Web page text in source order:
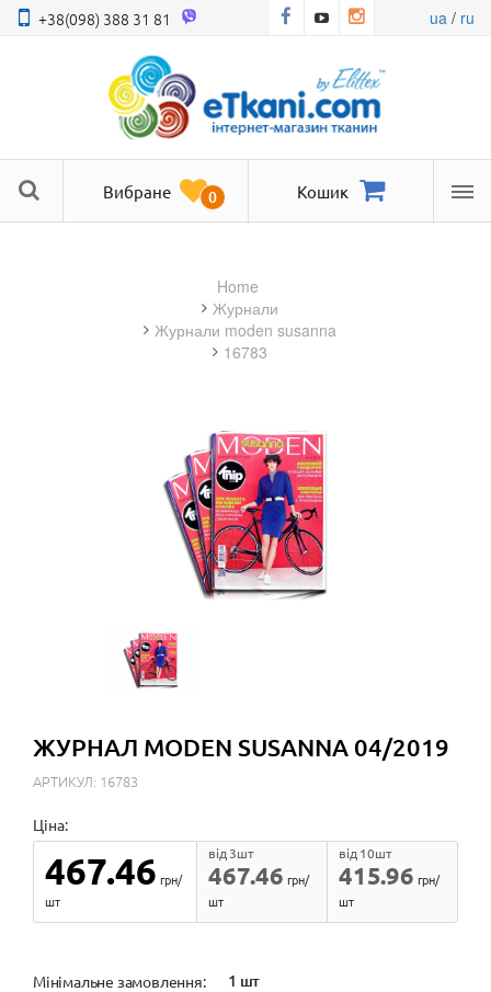
+38(098) 388 31 81 ua/ ru
Вибране 0 Кошик
Home
журнали
журнали moden susanna
16783
ЖУРНАЛ MODEN SUSANNA 04/2019
АРТИКУЛ: 16783
Ціна:
467.46 грн/
шт
467.46
від 3шт
грн/
шт
415.96
від 10шт
грн/
шт
Мінімальне замовлення: 1 шт